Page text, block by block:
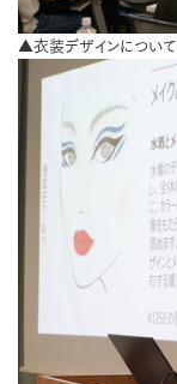
▲衣装デザインについて